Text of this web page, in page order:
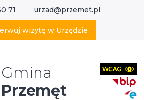
71 urzad@przemet.pl
wizytę w Urzędzie
Gmina
Przemęt